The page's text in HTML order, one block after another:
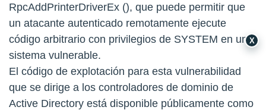
RpcAddPrinterDriverEx (), que puede permitir que
un atacante autenticado remotamente ejecute
código arbitrario con privilegios de SYSTEM en un
sistema vulnerable.
El código de explotación para esta vulnerabilidad
que se dirige a los controladores de dominio de
Active Directory está disponible públicamente como
X